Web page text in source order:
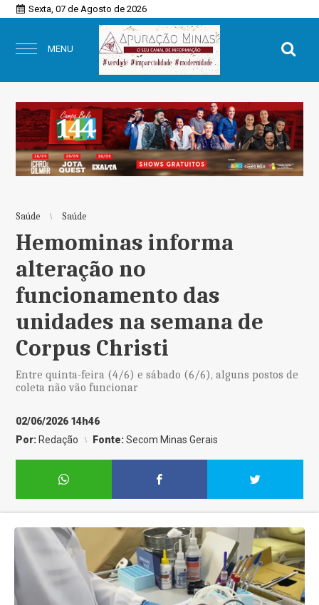
Sexta, 07 de Agosto de 2026
MENU
Saúde Saúde
Hemominas informa
alteração no
funcionamento das
unidades na semana de
Corpus Christi
Entre quinta-feira (4/6) e sábado (6/6), alguns postos de
coleta não vão funcionar
02/06/2026 14h46
Por: Redação Fonte:Secom Minas Gerais